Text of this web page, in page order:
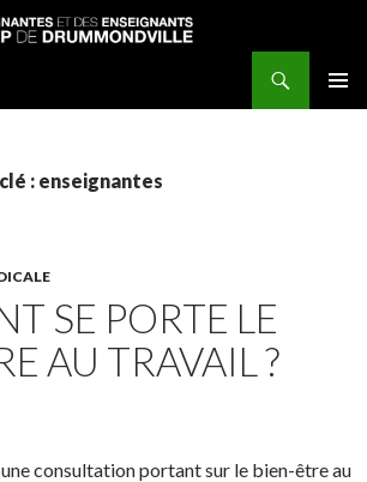
Syndicat des enseignantes et enseignants du Cégep de Drummondville
: enseignantes
SE PORTE LE
AU TRAVAIL ?
consultation portant sur le bien-être au